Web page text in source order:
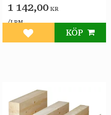
1 142,00 KR
/LPM
Lägg till i favoriter
KÖP